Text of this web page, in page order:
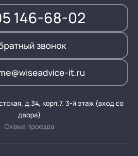
146-68-02
звонок
it.ru
д.34, корп.7, 3-й этаж (вход со
двора)
Схема проезда